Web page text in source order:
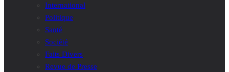
International
Politique
Santé
Société
Faits Divers
Revue de Presse